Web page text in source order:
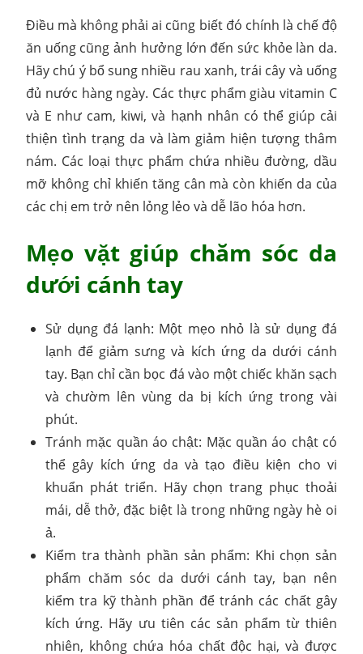
Điều mà không phải ai cũng biết đó chính là chế độ
ăn uống cũng ảnh hưởng lớn đến sức khỏe làn da.
Hãy chú ý bổ sung nhiều rau xanh, trái cây và uống
đủ nước hàng ngày. Các thực phẩm giàu vitamin C
và E như cam, kiwi, và hạnh nhân có thể giúp cải
thiện tình trạng da và làm giảm hiện tượng thâm
nám. Các loại thực phẩm chứa nhiều đường, dầu
mỡ không chỉ khiến tăng cân mà còn khiến da của
các chị em trở nên lỏng lẻo và dễ lão hóa hơn.
Mẹo vặt giúp chăm sóc da
dưới cánh tay
Sử dụng đá lạnh: Một mẹo nhỏ là sử dụng đá
lạnh để giảm sưng và kích ứng da dưới cánh
tay. Bạn chỉ cần bọc đá vào một chiếc khăn sạch
và chườm lên vùng da bị kích ứng trong vài
phút.
Tránh mặc quần áo chật: Mặc quần áo chật có
thể gây kích ứng da và tạo điều kiện cho vi
khuẩn phát triển. Hãy chọn trang phục thoải
mái, dễ thở, đặc biệt là trong những ngày hè oi
ả.
Kiểm tra thành phần sản phẩm: Khi chọn sản
phẩm chăm sóc da dưới cánh tay, bạn nên
kiểm tra kỹ thành phần để tránh các chất gây
kích ứng. Hãy ưu tiên các sản phẩm từ thiên
nhiên, không chứa hóa chất độc hại, và được